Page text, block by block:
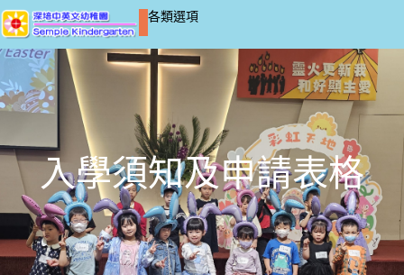
各類選項
入學須知及申請表格